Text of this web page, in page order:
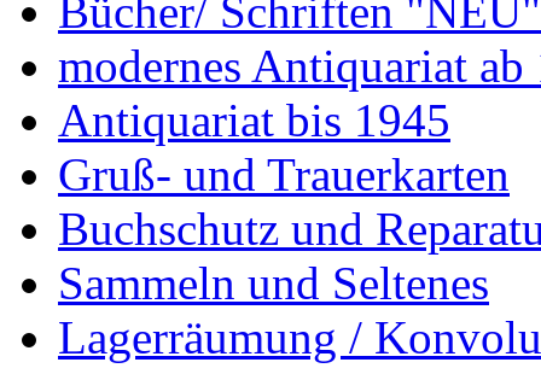
Bücher/ Schriften "NEU"
modernes Antiquariat ab
Antiquariat bis 1945
Gruß- und Trauerkarten
Buchschutz und
Sammeln und Seltenes
Lagerräumung /